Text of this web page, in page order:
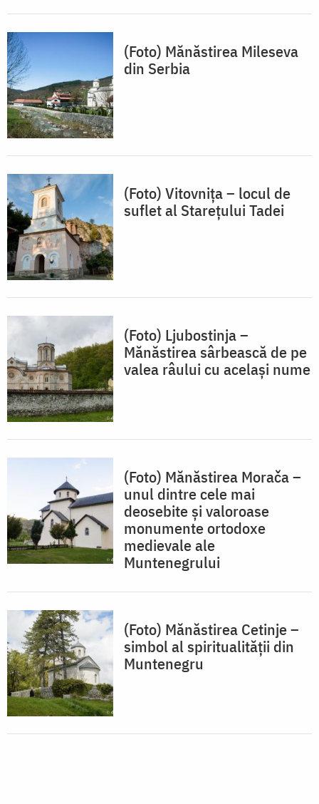
(Foto) Mănăstirea Mileseva
din Serbia
(Foto) Vitovnița – locul de
suflet al Starețului Tadei
(Foto) Ljubostinja –
Mănăstirea sârbească de pe
valea râului cu același nume
(Foto) Mănăstirea Morača –
unul dintre cele mai
deosebite și valoroase
monumente ortodoxe
medievale ale
Muntenegrului
(Foto) Mănăstirea Cetinje –
simbol al spiritualității din
Muntenegru